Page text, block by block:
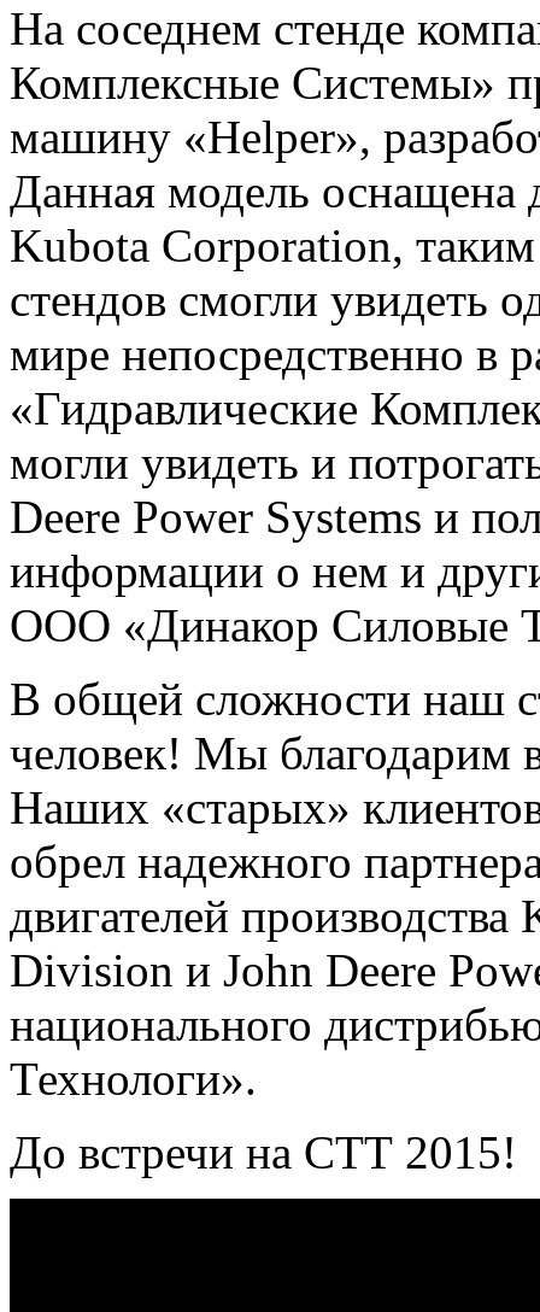
На соседнем стенде
Комплексные Системы»
машину «Helper»,
Данная модель оснащена
Kubota Corporation,
стендов смогли увидеть
мире непосредственно в
«Гидравлические
могли увидеть и
Deere Power Systems и
информации о нем и
ООО «Динакор Силовые
В общей сложности наш
человек! Мы благодарим
Наших «старых»
обрел надежного
двигателей
Division и John Deere
национального
Технологи».
До встречи на СТТ 2015!